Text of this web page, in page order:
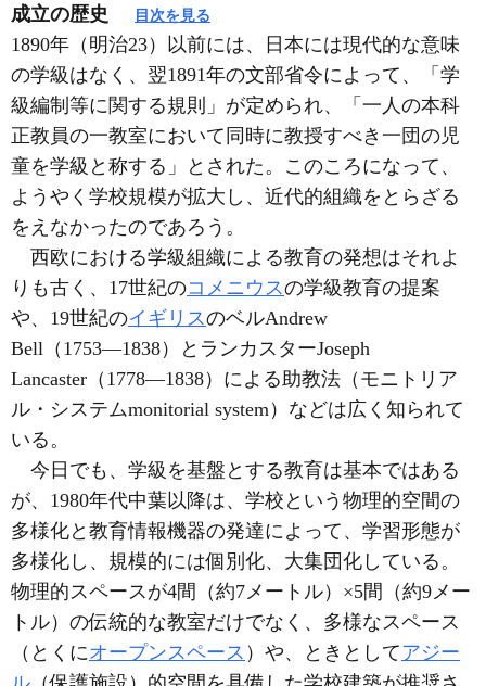
成立の歴史 目次を見る
1890年（明治23）以前には、日本には現代的な意味
の学級はなく、翌1891年の文部省令によって、「学
級編制等に関する規則」が定められ、「一人の本科
正教員の一教室において同時に教授すべき一団の児
童を学級と称する」とされた。このころになって、
ようやく学校規模が拡大し、近代的組織をとらざる
をえなかったのであろう。
西欧における学級組織による教育の発想はそれよ
りも古く、17世紀のコメニウスの学級教育の提案
や、19世紀のイギリスのベルAndrew
Bell（1753―1838）とランカスターJoseph
Lancaster（1778―1838）による助教法（モニトリア
ル・システムmonitorial system）などは広く知られて
いる。
今日でも、学級を基盤とする教育は基本ではある
が、1980年代中葉以降は、学校という物理的空間の
多様化と教育情報機器の発達によって、学習形態が
多様化し、規模的には個別化、大集団化している。
物理的スペースが4間（約7メートル）×5間（約9メー
トル）の伝統的な教室だけでなく、多様なスペース
（とくにオープンスペース ）や、ときとしてアジー